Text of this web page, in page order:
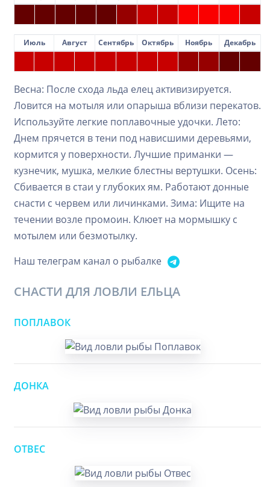
Июль Август Сентябрь Октябрь Ноябрь Декабрь
Весна: После схода льда елец активизируется.
Ловится на мотыля или опарыша вблизи перекатов.
Используйте легкие поплавочные удочки. Лето:
Днем прячется в тени под нависшими деревьями,
кормится у поверхности. Лучшие приманки —
кузнечик, мушка, мелкие блестны вертушки. Осень:
Сбивается в стаи у глубоких ям. Работают донные
снасти с червем или личинками. Зима: Ищите на
течении возле промоин. Клюет на мормышку с
мотылем или безмотылку.
Наш телеграм канал о рыбалке
СНАСТИ ДЛЯ ЛОВЛИ ЕЛЬЦА
ПОПЛАВОК
ДОНКА
ОТВЕС